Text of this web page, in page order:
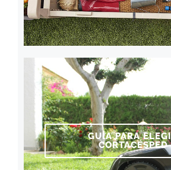
GUÍA PARA
CORTACÉSPED